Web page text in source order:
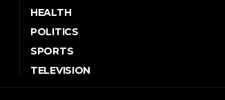
HEALTH
POLITICS
SPORTS
TELEVISION